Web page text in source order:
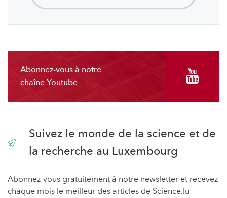
Abonnez-vous à notre
chaîne Youtube
Suivez le monde de la science et de
la recherche au Luxembourg
Abonnez-vous gratuitement à notre newsletter et recevez
chaque mois le meilleur des articles de Science.lu